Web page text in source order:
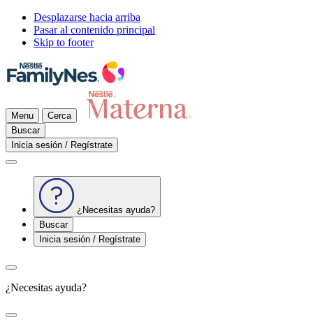
Desplazarse hacia arriba
Pasar al contenido principal
Skip to footer
Menu
Cerca
Buscar
Inicia sesión / Regístrate
¿Necesitas ayuda?
Buscar
Inicia sesión / Regístrate
¿Necesitas ayuda?